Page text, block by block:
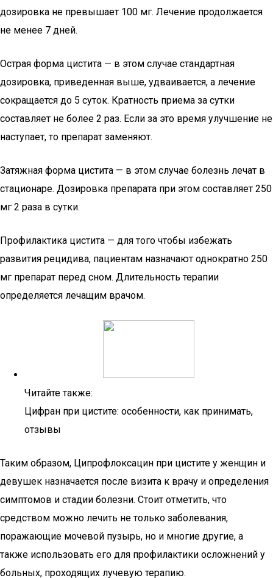
дозировка не превышает 100 мг. Лечение продолжается
не менее 7 дней.
Острая форма цистита — в этом случае стандартная
дозировка, приведенная выше, удваивается, а лечение
сокращается до 5 суток. Кратность приема за сутки
составляет не более 2 раз. Если за это время улучшение не
наступает, то препарат заменяют.
Затяжная форма цистита — в этом случае болезнь лечат в
стационаре. Дозировка препарата при этом составляет 250
мг 2 раза в сутки.
Профилактика цистита — для того чтобы избежать
развития рецидива, пациентам назначают однократно 250
мг препарат перед сном. Длительность терапии
определяется лечащим врачом.
Читайте также:
Цифран при цистите: особенности, как принимать,
отзывы
Таким образом, Ципрофлоксацин при цистите у женщин и
девушек назначается после визита к врачу и определения
симптомов и стадии болезни. Стоит отметить, что
средством можно лечить не только заболевания,
поражающие мочевой пузырь, но и многие другие, а
также использовать его для профилактики осложнений у
больных, проходящих лучевую терапию.